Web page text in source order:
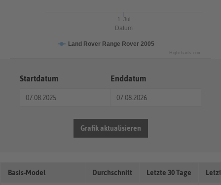
Datum
Land Rover Range Rover 2005
1. Jul
Highcharts.com
Startdatum Enddatum
Grafik aktualisieren
Basis-Model Durchschnitt Letzte 30 Tage